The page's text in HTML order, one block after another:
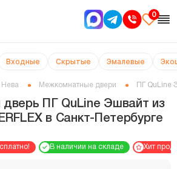
0
Входные Скрытые Эмалевые
Нева Межкомнатные двери ПГ QuLine
ПГ QuLine Эшвайт из
в Cанкт-Петербурге
В наличии на складе Хит